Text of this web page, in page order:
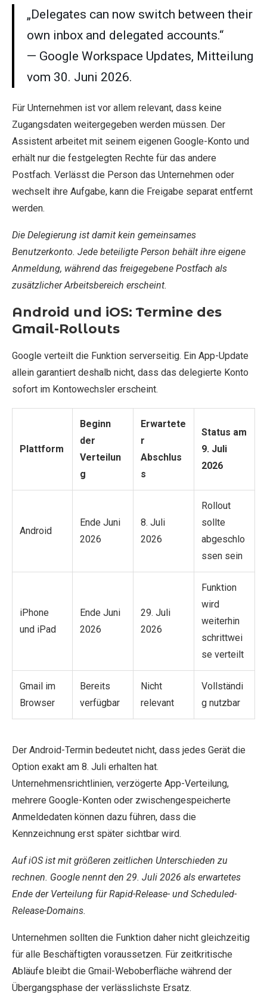
„Delegates can now switch between their
own inbox and delegated accounts.“
— Google Workspace Updates, Mitteilung
vom 30. Juni 2026.
Für Unternehmen ist vor allem relevant, dass keine
Zugangsdaten weitergegeben werden müssen. Der
Assistent arbeitet mit seinem eigenen Google-Konto und
erhält nur die festgelegten Rechte für das andere
Postfach. Verlässt die Person das Unternehmen oder
wechselt ihre Aufgabe, kann die Freigabe separat entfernt
werden.
Die Delegierung ist damit kein gemeinsames
Benutzerkonto. Jede beteiligte Person behält ihre eigene
Anmeldung, während das freigegebene Postfach als
zusätzlicher Arbeitsbereich erscheint.
Android und iOS: Termine des
Gmail-Rollouts
Google verteilt die Funktion serverseitig. Ein App-Update
allein garantiert deshalb nicht, dass das delegierte Konto
sofort im Kontowechsler erscheint.
Plattform
Beginn
der
Verteilun
g
Erwartete
r
Abschlus
s
Status am
9. Juli
2026
Android
Ende Juni
2026
8. Juli
2026
Rollout
sollte
abgeschlo
ssen sein
iPhone
und iPad
Ende Juni
2026
29. Juli
2026
Funktion
wird
weiterhin
schrittwei
se verteilt
Gmail im
Browser
Bereits
verfügbar
Nicht
relevant
Vollständi
g nutzbar
Der Android-Termin bedeutet nicht, dass jedes Gerät die
Option exakt am 8. Juli erhalten hat.
Unternehmensrichtlinien, verzögerte App-Verteilung,
mehrere Google-Konten oder zwischengespeicherte
Anmeldedaten können dazu führen, dass die
Kennzeichnung erst später sichtbar wird.
Auf iOS ist mit größeren zeitlichen Unterschieden zu
rechnen. Google nennt den 29. Juli 2026 als erwartetes
Ende der Verteilung für Rapid-Release- und Scheduled-
Release-Domains.
Unternehmen sollten die Funktion daher nicht gleichzeitig
für alle Beschäftigten voraussetzen. Für zeitkritische
Abläufe bleibt die Gmail-Weboberfläche während der
Übergangsphase der verlässlichste Ersatz.